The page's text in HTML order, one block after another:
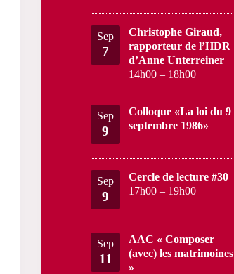
Sep
7
Christophe Giraud,
rapporteur de l’HDR
d’Anne Unterreiner
14h00 – 18h00
Sep
9
Colloque «La loi du 9
septembre 1986»
Sep
9
Cercle de lecture #30
17h00 – 19h00
Sep
11
AAC « Composer
(avec) les matrimoines
»